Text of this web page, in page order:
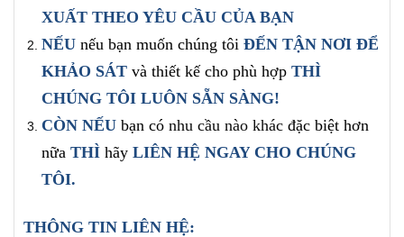
XUẤT THEO YÊU CẦU CỦA BẠN
NẾU nếu bạn muốn chúng tôi ĐẾN TẬN NƠI ĐỂ
KHẢO SÁT và thiết kế cho phù hợp THÌ
CHÚNG TÔI LUÔN SẴN SÀNG!
CÒN NẾU bạn có nhu cầu nào khác đặc biệt hơn
nữa THÌ hãy LIÊN HỆ NGAY CHO CHÚNG
TÔI.
THÔNG TIN LIÊN HỆ: